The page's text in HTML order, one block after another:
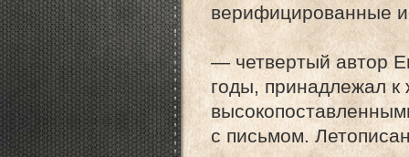
верифицированные
— четвертый автор
годы, принадлежал к
с письмом.